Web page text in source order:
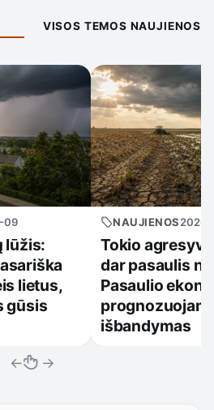
VISOS TEMOS NAUJIENOS
09
lūžis:
lietus,
gūsis
NAUJIENOS
Tokio
dar pasaulis
Pasaulio
išbandymas
← →